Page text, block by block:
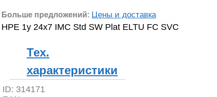
Больше предложений: Цены и доставка
HPE 1y 24x7 IMC Std SW Plat ELTU FC SVC
Тех.
характеристики
ID: 314171